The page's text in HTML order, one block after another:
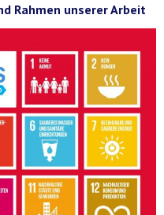
Rahmen unserer Arbeit